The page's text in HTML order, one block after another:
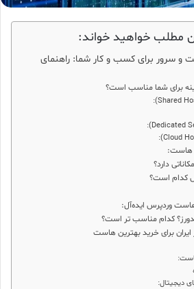
مطلب خواهید خواند:
و سرور برای کسب و کار شما: راهنمای
برای شما مناسب است؟
هاست:
دارد؟
کدام است؟
وردپرس ایده‌آل:
کدام مناسب تر است؟
دیجیتال: